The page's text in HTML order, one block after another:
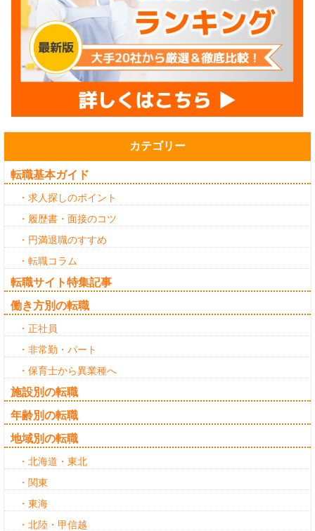
カテゴリー
転職基本ガイド
・求人探しのポイント
・履歴書・面接のコツ
・円満退職のすすめ
・転職コラム
転職サイト特集記事
働き方別の転職
・正社員
・非常勤・パート
・保育士から異業種へ
施設別の転職
年齢別の転職
地域別の転職
・北海道・東北
・関東
・東海
・北陸・甲信越